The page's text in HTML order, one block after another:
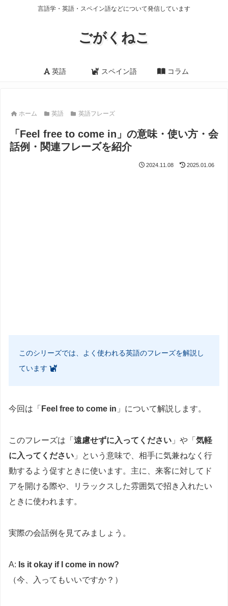
言語学・英語・スペイン語などについて発信しています
ごがくねこ
英語 スペイン語 コラム
ホーム 英語 英語フレーズ
「Feel free to come in」の意味・使い方・会
話例・関連フレーズを紹介
2024.11.08 2025.01.06
このシリーズでは、よく使われる英語のフレーズを解説し
ています
今回は「 Feel free to come in 」について解説します。
このフレーズは「 遠慮せずに入ってください 」や「 気軽
に入ってください 」という意味で、相手に気兼ねなく行
動するよう促すときに使います。主に、来客に対してド
アを開ける際や、リラックスした雰囲気で招き入れたい
ときに使われます。
実際の会話例を見てみましょう。
A: Is it okay if I come in now?
（今、入ってもいいですか？）